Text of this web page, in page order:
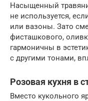
Насыщенный
не используется,
или вазоны. Зато
фисташкового,
гармоничны в
с другими тонами,
Розовая кухня в
Вместо кукольного